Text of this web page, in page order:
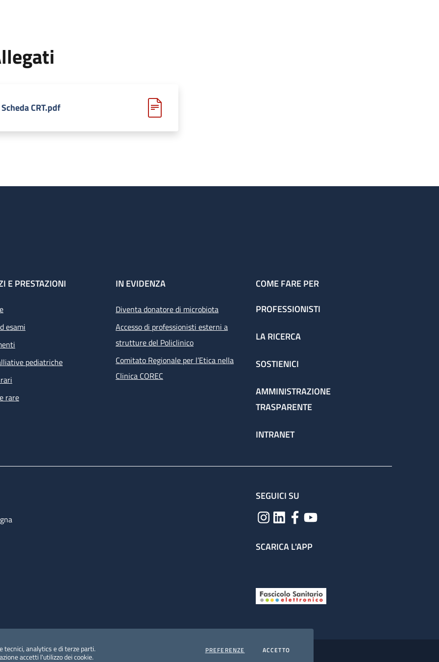
tecnici, analytics e di terze parti.
accetti l'utilizzo dei cookie.
PREFERENZE COOKIESACCETTOI COOKIES
Scheda CRT.pdf
E PRESTAZIONI
esami
pediatriche
rare
IN EVIDENZA
Diventa donatore di microbiota
Accesso di professionisti esterni a
strutture del Policlinico
Comitato Regionale per l’Etica nella
Clinica COREC
COME FARE PER
PROFESSIONISTI
LA RICERCA
SOSTIENICI
AMMINISTRAZIONE
TRASPARENTE
INTRANET
SEGUICI SU
SCARICA L'APP
del dato personale